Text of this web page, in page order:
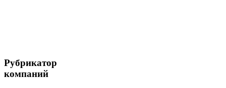
Рубрикатор
компаний